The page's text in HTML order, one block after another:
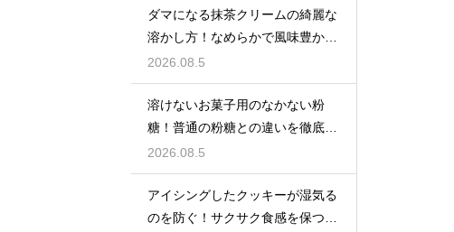
ダマになる抹茶クリームの綺麗な
溶かし方！なめらかで風味豊かな
クリームを作る
2026.08.5
溶けないお菓子用のなかない粉
糖！普通の粉糖との違いを徹底解
説
2026.08.5
アイシングしたクッキーが湿気る
のを防ぐ！サクサク食感を保つ裏